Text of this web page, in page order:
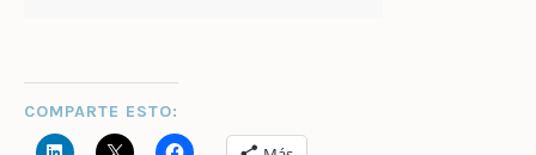
COMPARTE ESTO: